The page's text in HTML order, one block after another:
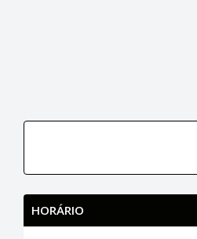
HORÁRIO